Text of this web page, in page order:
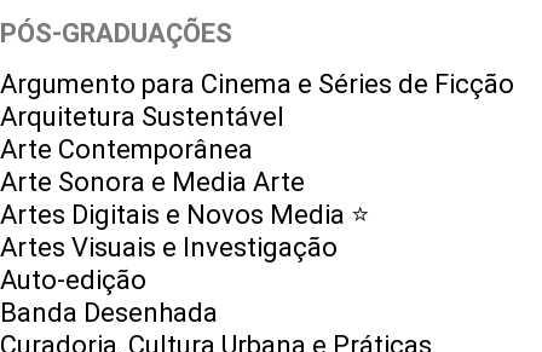
PÓS-GRADUAÇÕES
Argumento para Cinema e Séries de Ficção
Arquitetura Sustentável
Arte Contemporânea
Arte Sonora e Media Arte
Artes Digitais e Novos Media ⭐️
Artes Visuais e Investigação
Auto-edição
Banda Desenhada
Curadoria, Cultura Urbana e Práticas